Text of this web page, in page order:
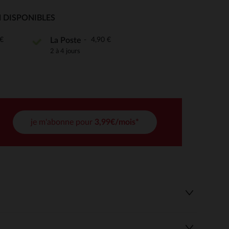
de confidentialité, en garantissant la conformité avec
La Poste 4,90 €
2 à 4 jours
je m'abonne pour 3,99€/mois*